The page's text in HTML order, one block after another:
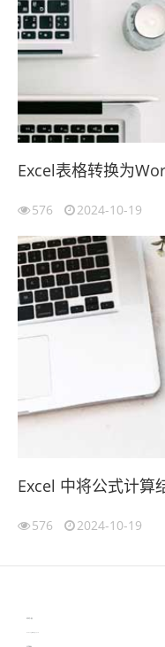
Excel表格转换为
576 2024-10-19
Excel 中将公式计算
576 2024-10-19